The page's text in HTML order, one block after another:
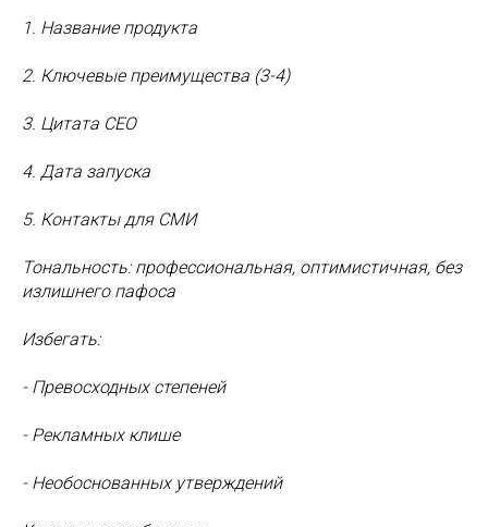
1. Название продукта
2. Ключевые преимущества (3-4)
3. Цитата CEO
4. Дата запуска
5. Контакты для СМИ
Тональность: профессиональная, оптимистичная, без
излишнего пафоса
Избегать:
- Превосходных степеней
- Рекламных клише
- Необоснованных утверждений